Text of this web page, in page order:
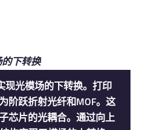
现光模场的下转换。打印
阶跃折射光纤和MOF。这
芯片的光耦合。通过向上